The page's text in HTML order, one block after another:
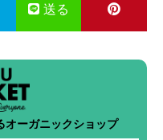
送る
オーガニックショップ